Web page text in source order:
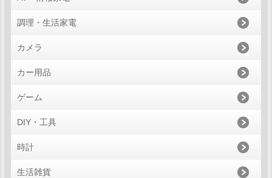
調理・生活家電
カメラ
カー用品
ゲーム
DIY・工具
時計
生活雑貨